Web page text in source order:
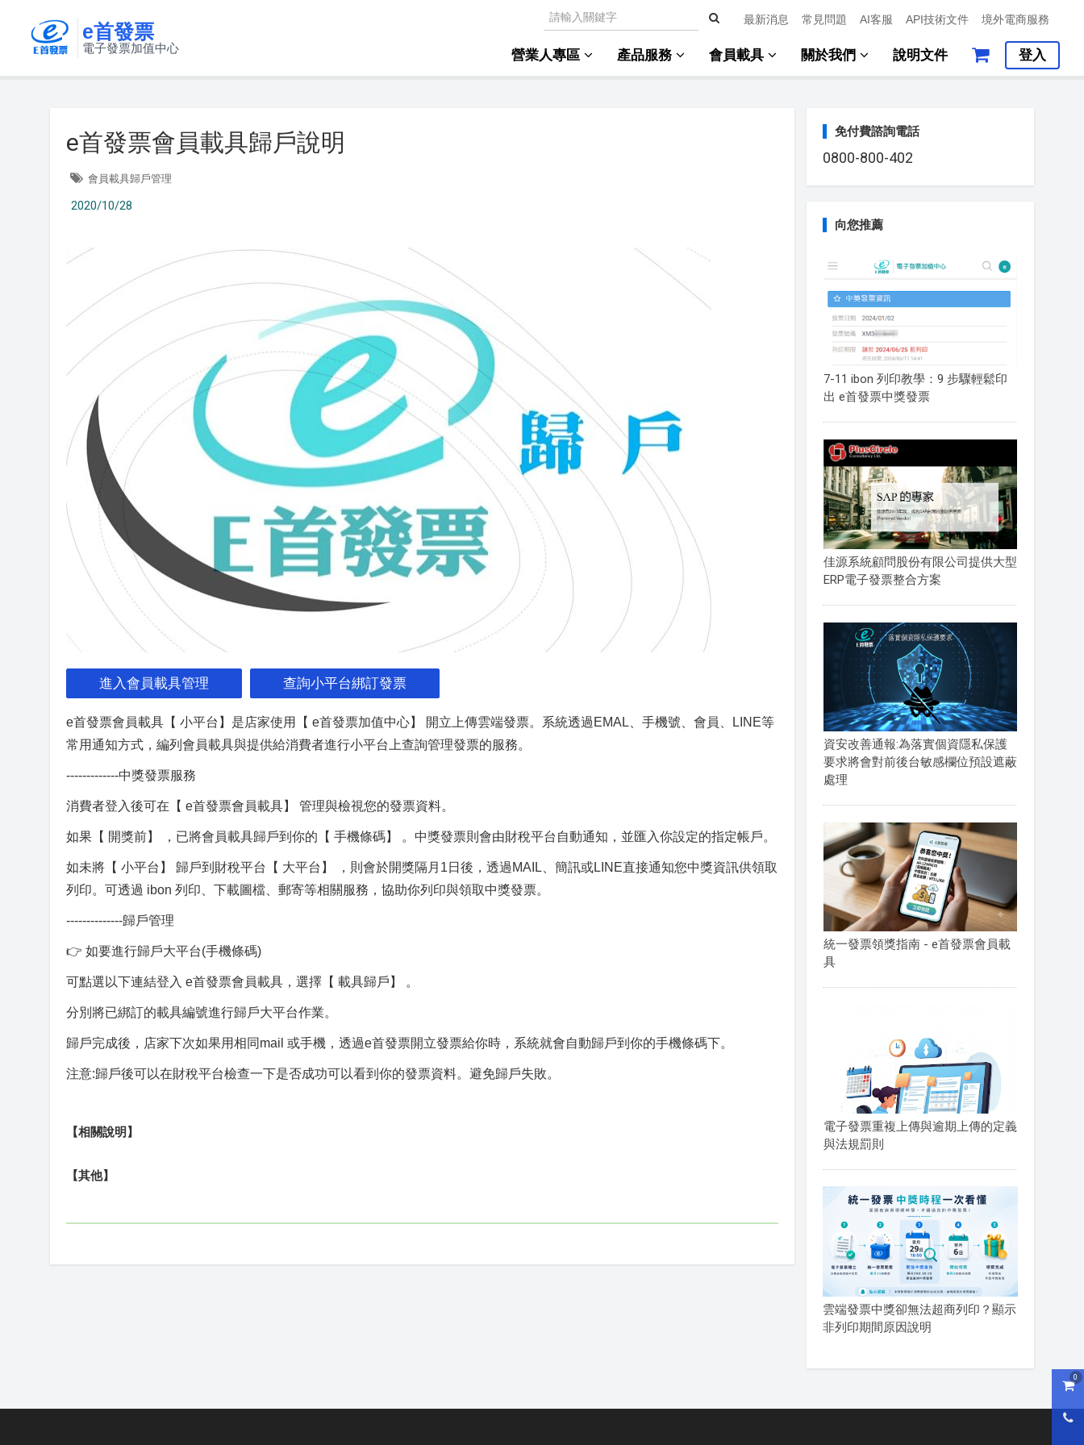
購
0
e首發票
電子發票加值中心
最新消息 常見問題 AI客服 API技術文件 境外電商服務
營業人專區 產品服務 會員載具 關於我們 說明文件 登入
e首發票會員載具歸戶說明
會員載具歸戶管理
2020/10/28
進入會員載具管理 查詢小平台綁訂發票
e首發票會員載具【 小平台】是店家使用【 e首發票加值中心】 開立上傳雲端發票。系統透過EMAL、手機號、會員、LINE等
常用通知方式，編列會員載具與提供給消費者進行小平台上查詢管理發票的服務。
-------------中獎發票服務
消費者登入後可在【 e首發票會員載具】 管理與檢視您的發票資料。
如果【 開獎前】 ，已將會員載具歸戶到你的【 手機條碼】 。中獎發票則會由財稅平台自動通知，並匯入你設定的指定帳戶。
如未將【 小平台】 歸戶到財稅平台【 大平台】 ，則會於開獎隔月1日後，透過MAIL、簡訊或LINE直接通知您中獎資訊供領取
列印。可透過 ibon 列印、下載圖檔、郵寄等相關服務，協助你列印與領取中獎發票。
--------------歸戶管理
👉 如要進行歸戶大平台(手機條碼)
可點選以下連結登入 e首發票會員載具，選擇【 載具歸戶】 。
分別將已綁訂的載具編號進行歸戶大平台作業。
歸戶完成後，店家下次如果用相同mail 或手機，透過e首發票開立發票給你時，系統就會自動歸戶到你的手機條碼下。
注意:歸戶後可以在財稅平台檢查一下是否成功可以看到你的發票資料。避免歸戶失敗。
【相關說明】
【其他】
免付費諮詢電話
0800-800-402
向您推薦
7-11 ibon 列印教學：9 步驟輕鬆印
出 e首發票中獎發票
佳源系統顧問股份有限公司提供大型
ERP電子發票整合方案
資安改善通報:為落實個資隱私保護
要求將會對前後台敏感欄位預設遮蔽
處理
統一發票領獎指南 - e首發票會員載
具
電子發票重複上傳與逾期上傳的定義
與法規罰則
雲端發票中獎卻無法超商列印？顯示
非列印期間原因說明